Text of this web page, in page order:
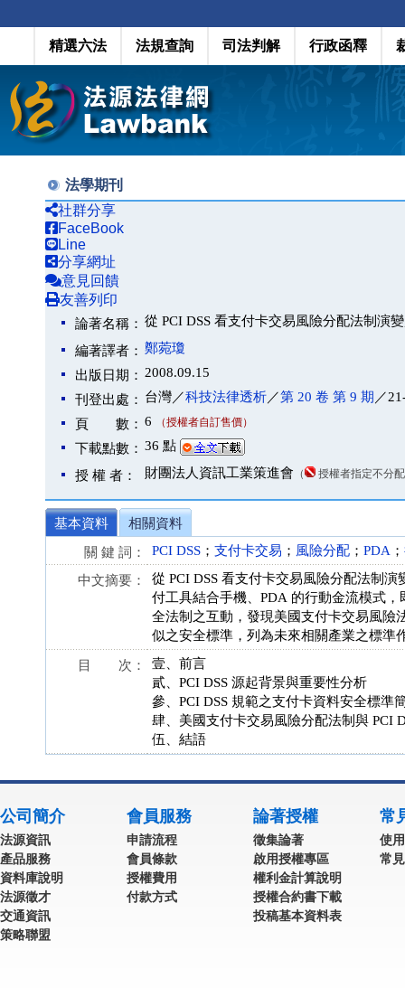
精選六法 法規查詢 司法判解 行政函釋
法學期刊
社群分享
FaceBook
Line
分享網址
意見回饋
友善列印
論著名稱： 從 PCI DSS 看支付卡交易風險分配法制演
編著譯者： 鄭菀瓊
出版日期： 2008.09.15
刊登出處： 台灣／科技法律透析／第 20 卷 第 9 期 ／
頁 數： 6 （授權者自訂售價）
下載點數： 36 點
授 權 者： 財團法人資訊工業策進會 （ 授權者指定不分
基本資料
相關資料
關 鍵 詞：
PCI DSS ； 支付卡交易 ； 風險分配 ； PDA ；
中文摘要：
從 PCI DSS 看支付卡交易風險分配法制
付工具結合手機、PDA 的行動金流模式
全法制之互動，發現美國支付卡交易風險
似之安全標準，列為未來相關產業之標準
目 次：
壹、前言
貳、PCI DSS 源起背景與重要性分析
參、PCI DSS 規範之支付卡資料安全標準
肆、美國支付卡交易風險分配法制與 PCI
伍、結語
公司簡介
法源資訊
產品服務
資料庫說明
法源徵才
交通資訊
策略聯盟
會員服務
申請流程
會員條款
授權費用
付款方式
論著授權
徵集論著
啟用授權專區
權利金計算說明
授權合約書下載
投稿基本資料表
常
使
常